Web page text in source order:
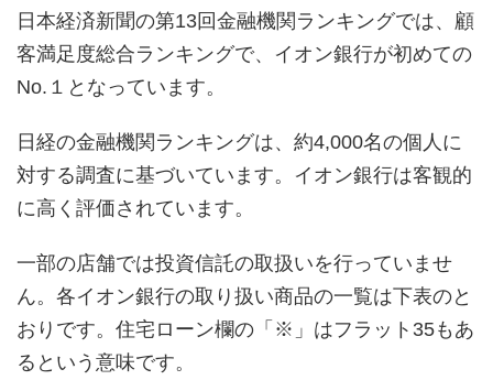
日本経済新聞の第13回金融機関ランキングでは、顧
客満足度総合ランキングで、イオン銀行が初めての
No.１となっています。
日経の金融機関ランキングは、約4,000名の個人に
対する調査に基づいています。イオン銀行は客観的
に高く評価されています。
一部の店舗では投資信託の取扱いを行っていませ
ん。各イオン銀行の取り扱い商品の一覧は下表のと
おりです。住宅ローン欄の「※」はフラット35もあ
るという意味です。